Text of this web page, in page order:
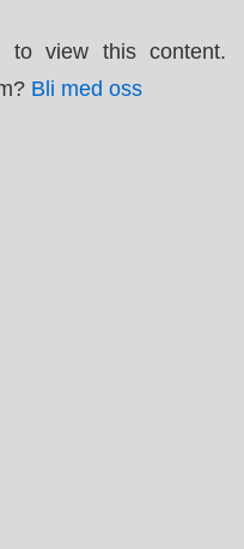
view this content.
Bli med oss